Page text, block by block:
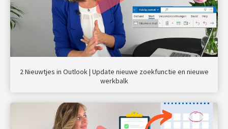
2 Nieuwtjes in Outlook | Update nieuwe zoekfunctie en nieuwe
werkbalk